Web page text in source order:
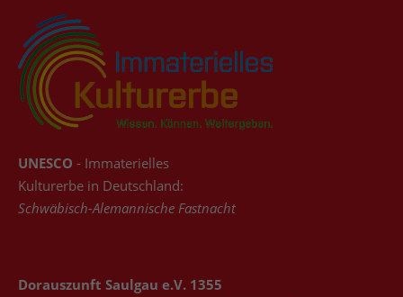
UNESCO - Immaterielles
Kulturerbe in Deutschland:
Schwäbisch-Alemannische Fastnacht
Dorauszunft Saulgau e.V. 1355